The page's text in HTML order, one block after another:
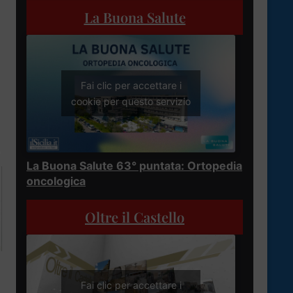
La Buona Salute
Fai clic per accettare i
cookie per questo servizio
La Buona Salute 63° puntata: Ortopedia
oncologica
Oltre il Castello
Fai clic per accettare i